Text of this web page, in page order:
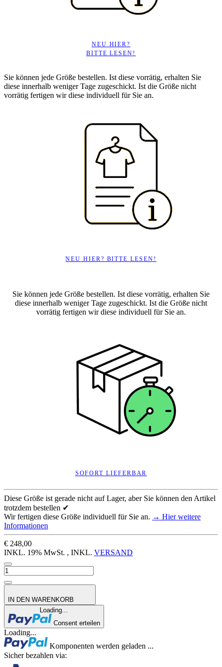
NEU HIER?
BITTE LESEN!
Sie können jede Größe bestellen. Ist diese vorrätig, erhalten Sie
diese innerhalb weniger Tage zugeschickt. Ist die Größe nicht
vorrätig fertigen wir diese individuell für Sie an.
NEU HIER? BITTE LESEN!
Sie können jede Größe bestellen. Ist diese vorrätig, erhalten Sie
diese innerhalb weniger Tage zugeschickt. Ist die Größe nicht
vorrätig fertigen wir diese individuell für Sie an.
SOFORT LIEFERBAR
Diese Größe ist gerade nicht auf Lager, aber Sie können den Artikel
trotzdem bestellen ✔
Wir fertigen diese Größe individuell für Sie an. → Hier weitere
Informationen
€ 248,00
INKL. 19% MwSt. , INKL. VERSAND
IN DEN WARENKORB
Loading...
Consent erteilen
Loading...
Komponenten werden geladen ...
Sicher bezahlen via: